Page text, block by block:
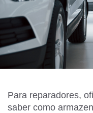
Para reparadores,
saber como